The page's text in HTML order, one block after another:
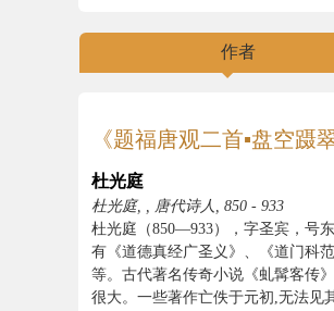
作者
《题福唐观二首▪盘空蹑
杜光庭
杜光庭, , 唐代诗人, 850 - 933
杜光庭（850—933），字圣宾，号
有《道德真经广圣义》、《道门科
等。古代著名传奇小说《虬髯客传
很大。一些著作亡佚于元初,无法